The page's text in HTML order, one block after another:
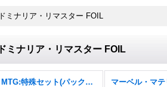
ドミナリア・リマスター FOIL
ドミナリア・リマスター FOIL
MTG:特殊セット(パック別) (全商品)